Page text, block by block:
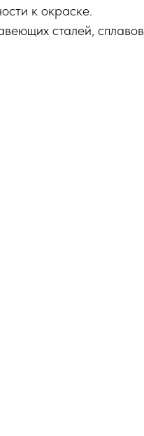
к окраске.
сталей, сплавов